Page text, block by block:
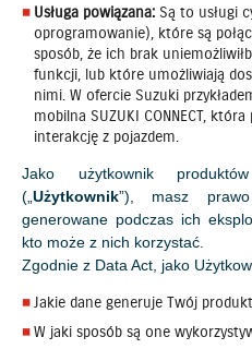
Usługa powiązana:Są to usługi
oprogramowanie), które są
sposób, że ich brak
funkcji, lub które umożliwiają
nimi. W ofercie Suzuki
mobilna SUZUKI CONNECT,
interakcję z pojazdem.
Jako użytkownik
(„Użytkownik”), masz
generowane podczas ich
kto może z nich korzystać.
Zgodnie z Data Act, jako
Jakie dane generuje Twój
W jaki sposób są one